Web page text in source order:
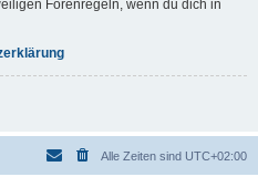
Forenregeln, wenn du dich in
Alle Zeiten sind UTC+02:00